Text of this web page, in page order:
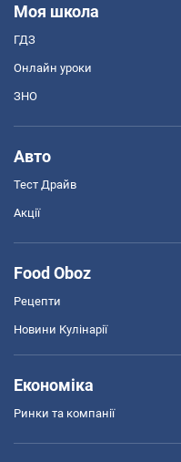
Моя школа
ГДЗ
Онлайн уроки
ЗНО
Авто
Тест Драйв
Акції
Food Oboz
Рецепти
Новини Кулінарії
Економіка
Ринки та компанії